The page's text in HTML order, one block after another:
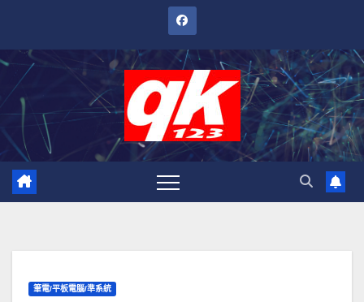
內
筆電/平板電腦/準系統